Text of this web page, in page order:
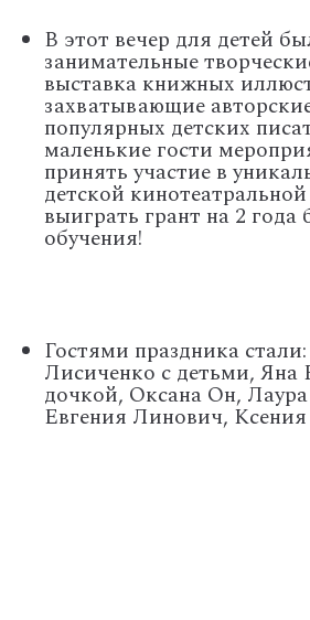
В этот вечер для детей
занимательные
выставка книжных
захватывающие
популярных детских
маленькие гости
принять участие в
детской
выиграть грант на 2 года
обучения!
Гостями праздника стали:
Лисиченко с детьми, Яна
дочкой, Оксана Он,
Евгения Линович,